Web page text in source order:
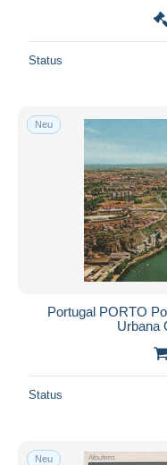
Status
Neu
Portugal PORTO
Urbana
Status
Neu